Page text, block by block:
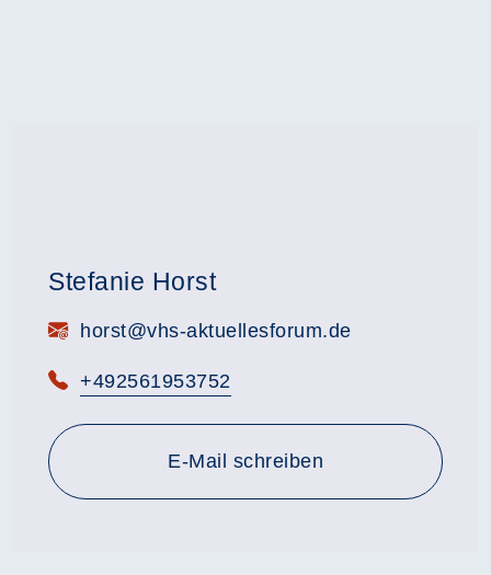
Stefanie Horst
E-Mail:horst@vhs-aktuellesforum.de
Telefon:
+492561953752
E-Mail schreiben